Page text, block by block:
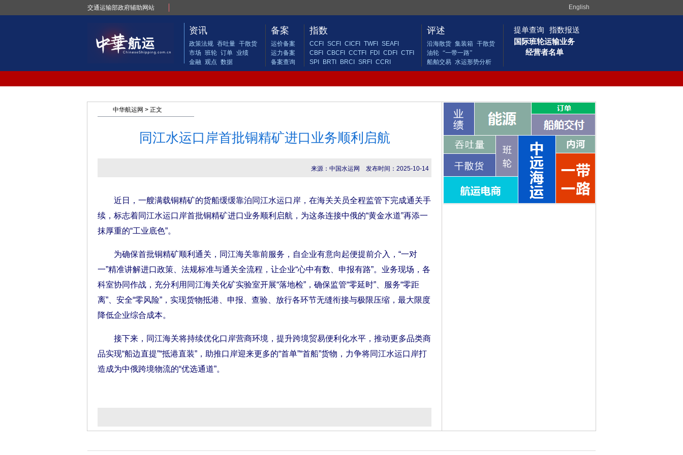
交通运输部政府辅助网站 English
资讯
政策法规 吞吐量 干散货
市场 班轮 订单 业绩
金融 观点 数据
备案
运价备案
运力备案
备案查询
指数
CCFI SCFI CICFI TWFI
SEAFI
CBFI
CBCFI CCTFI FDI CDFI
CTFI
SPI
BRTI BRCI SRFI CCRI
评述
沿海散货 集装箱 干散货
油轮 “一带一路”
船舶交易 水运形势分析
提单查询
指数报送
国际班轮运输业务
经营者名单
中华航运网 > 正文
同江水运口岸首批铜精矿进口业务顺利启航
来源：中国水运网 发布时间：2025-10-14
近日，一艘满载铜精矿的货船缓缓靠泊同江水运口岸，在海关关员全程监管下完成通关手
续，标志着同江水运口岸首批铜精矿进口业务顺利启航，为这条连接中俄的“黄金水道”再添一
抹厚重的“工业底色”。
为确保首批铜精矿顺利通关，同江海关靠前服务，自企业有意向起便提前介入，“一对
一”精准讲解进口政策、法规标准与通关全流程，让企业“心中有数、申报有路”。业务现场，各
科室协同作战，充分利用同江海关化矿实验室开展“落地检”，确保监管“零延时”、服务“零距
离”、安全“零风险”，实现货物抵港、申报、查验、放行各环节无缝衔接与极限压缩，最大限度
降低企业综合成本。
接下来，同江海关将持续优化口岸营商环境，提升跨境贸易便利化水平，推动更多品类商
品实现“船边直提”“抵港直装”，助推口岸迎来更多的“首单”“首船”货物，力争将同江水运口岸打
造成为中俄跨境物流的“优选通道”。